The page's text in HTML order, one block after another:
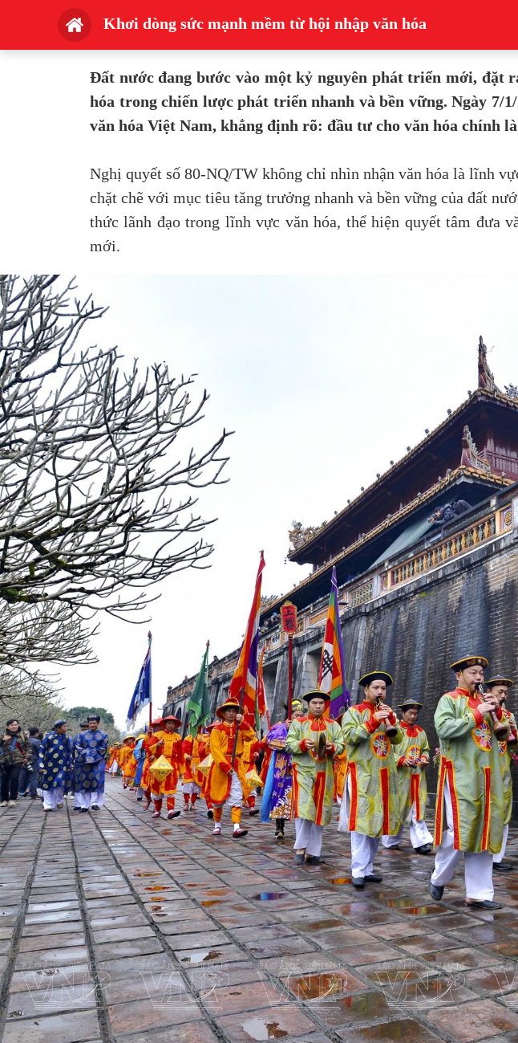
Khơi dòng sức mạnh mềm từ hội nhập văn hóa
Đất nước đang bước vào một kỷ nguyên phát triển mới, đặt
hóa trong chiến lược phát triển nhanh và bền vững. Ngày
văn hóa Việt Nam, khẳng định rõ: đầu tư cho văn hóa chính
Nghị quyết số 80-NQ/TW không chỉ nhìn nhận văn hóa là lĩnh
chặt chẽ với mục tiêu tăng trưởng nhanh và bền vững của đất
thức lãnh đạo trong lĩnh vực văn hóa, thể hiện quyết tâm đưa
mới.